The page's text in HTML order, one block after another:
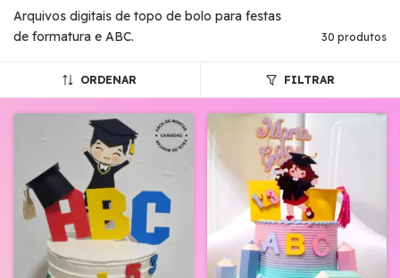
Arquivos digitais de topo de bolo para festas
de formatura e ABC.
30 produtos
ORDENAR FILTRAR